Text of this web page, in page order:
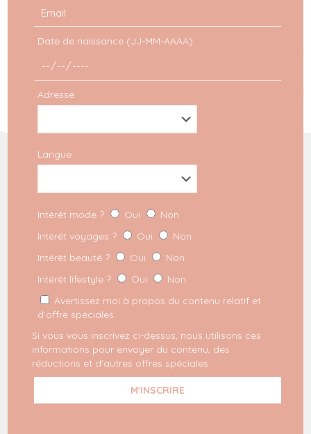
VOIR TOUS LES LOOKS
INSCRIPTION À LA NEWSLETTER
REJOIGNEZ LE MILKYGANG
Dernières commandes
Mode
Lifestyle
Beauté
Mentions légales
Politique de confidentialité
Date de naissance (JJ-MM-AAAA)
Adresse
Langue
Intérêt mode ? Oui
Non
Intérêt voyages ?
Oui
Non
Intérêt beauté ?
Oui
Non
Intérêt lifestyle ?
Oui
Non
Avertissez moi à propos du contenu relatif et
d’offre spéciales.
Si vous vous inscrivez ci-dessus, nous utilisons ces
informations pour envoyer du contenu, des
réductions et d'autres offres spéciales.